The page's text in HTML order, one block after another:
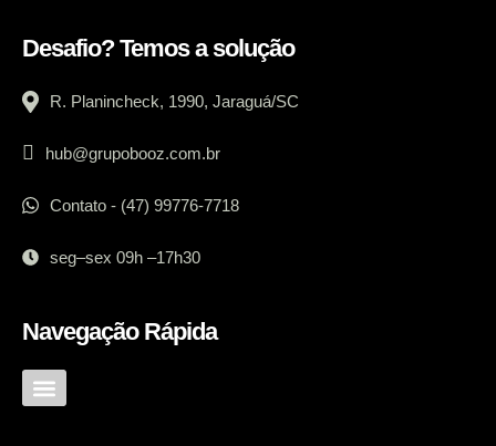
Desafio? Temos a solução
R. Planincheck, 1990, Jaraguá/SC
hub@grupobooz.com.br
Contato - (47) 99776-7718
seg–sex 09h –17h30
Navegação Rápida